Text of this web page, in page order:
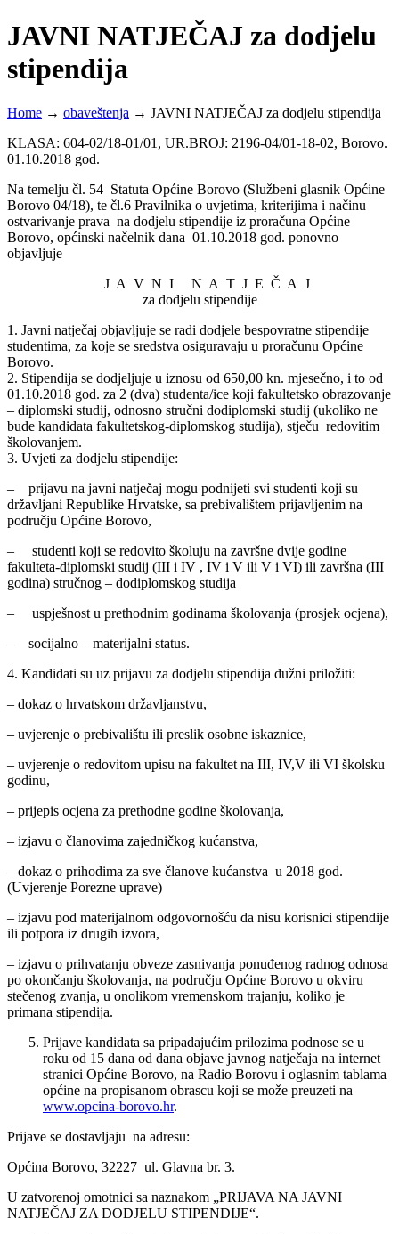
JAVNI NATJEČAJ za dodjelu
stipendija
Home → obaveštenja → JAVNI NATJEČAJ za dodjelu stipendija
KLASA: 604-02/18-01/01, UR.BROJ: 2196-04/01-18-02, Borovo.
01.10.2018 god.
Na temelju čl. 54 Statuta Općine Borovo (Službeni glasnik Općine
Borovo 04/18), te čl.6 Pravilnika o uvjetima, kriterijima i načinu
ostvarivanje prava na dodjelu stipendije iz proračuna Općine
Borovo, općinski načelnik dana 01.10.2018 god. ponovno
objavljuje
J A V N I N A T J E Č A J
za dodjelu stipendije
1. Javni natječaj objavljuje se radi dodjele bespovratne stipendije
studentima, za koje se sredstva osiguravaju u proračunu Općine
Borovo.
2. Stipendija se dodjeljuje u iznosu od 650,00 kn. mjesečno, i to od
01.10.2018 god. za 2 (dva) studenta/ice koji fakultetsko obrazovanje
– diplomski studij, odnosno stručni dodiplomski studij (ukoliko ne
bude kandidata fakultetskog-diplomskog studija), stječu redovitim
školovanjem.
3. Uvjeti za dodjelu stipendije:
– prijavu na javni natječaj mogu podnijeti svi studenti koji su
državljani Republike Hrvatske, sa prebivalištem prijavljenim na
području Općine Borovo,
– studenti koji se redovito školuju na završne dvije godine
fakulteta-diplomski studij (III i IV , IV i V ili V i VI) ili završna (III
godina) stručnog – dodiplomskog studija
– uspješnost u prethodnim godinama školovanja (prosjek ocjena),
– socijalno – materijalni status.
4. Kandidati su uz prijavu za dodjelu stipendija dužni priložiti:
– dokaz o hrvatskom državljanstvu,
– uvjerenje o prebivalištu ili preslik osobne iskaznice,
– uvjerenje o redovitom upisu na fakultet na III, IV,V ili VI školsku
godinu,
– prijepis ocjena za prethodne godine školovanja,
– izjavu o članovima zajedničkog kućanstva,
– dokaz o prihodima za sve članove kućanstva u 2018 god.
(Uvjerenje Porezne uprave)
– izjavu pod materijalnom odgovornošću da nisu korisnici stipendije
ili potpora iz drugih izvora,
– izjavu o prihvatanju obveze zasnivanja ponuđenog radnog odnosa
po okončanju školovanja, na području Općine Borovo u okviru
stečenog zvanja, u onolikom vremenskom trajanju, koliko je
primana stipendija.
Prijave kandidata sa pripadajućim prilozima podnose se u
roku od 15 dana od dana objave javnog natječaja na internet
stranici Općine Borovo, na Radio Borovu i oglasnim tablama
općine na propisanom obrascu koji se može preuzeti na
www.opcina-borovo.hr.
Prijave se dostavljaju na adresu:
Općina Borovo, 32227 ul. Glavna br. 3.
U zatvorenoj omotnici sa naznakom „PRIJAVA NA JAVNI
NATJEČAJ ZA DODJELU STIPENDIJE“.